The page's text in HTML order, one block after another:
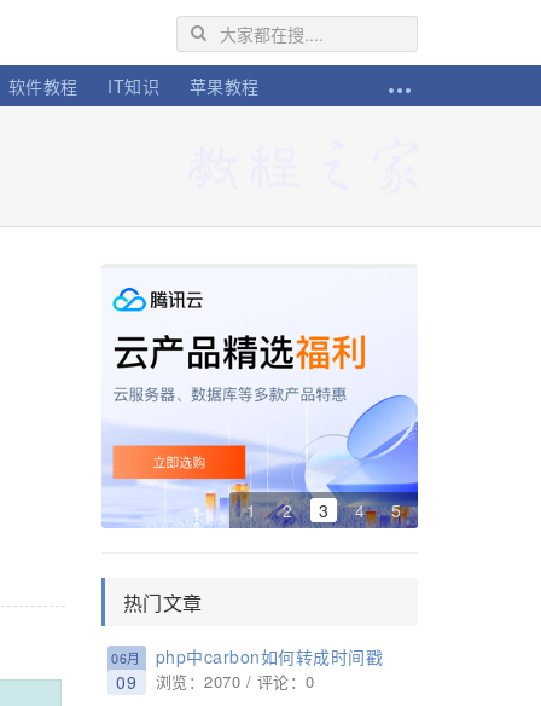
软件教程 IT知识 苹果教程
1 2 3 4 5
热门文章
06月
09
php中carbon如何转成时间戳
浏览：2070 / 评论：0